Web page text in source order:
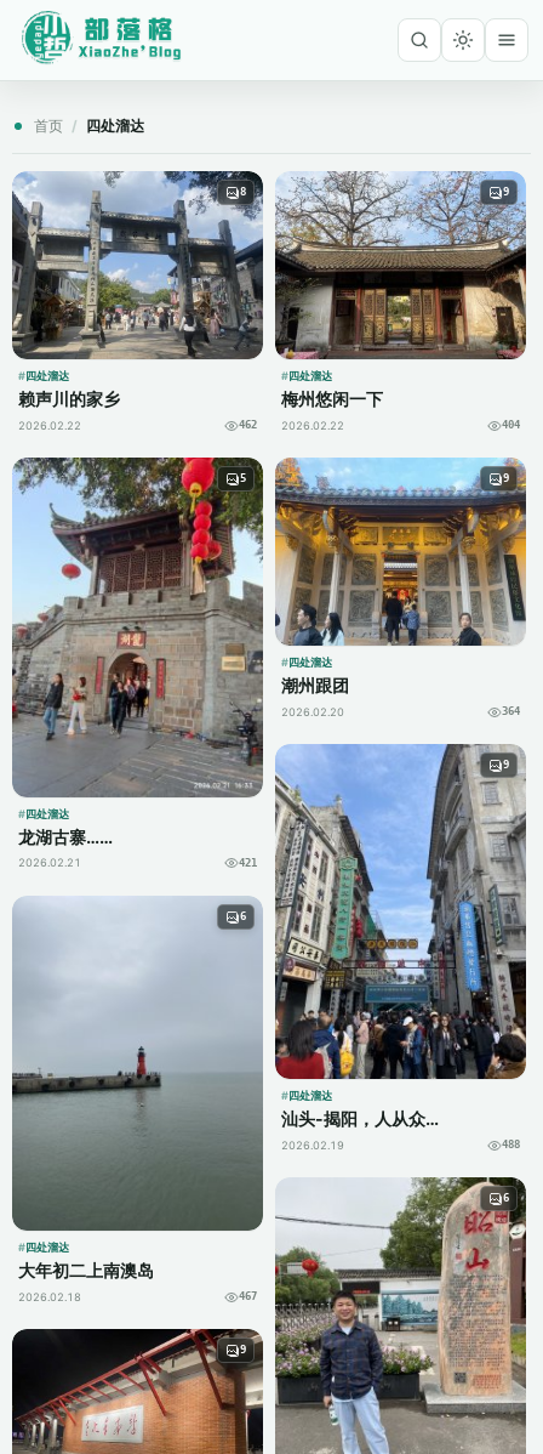
首页 / 四处溜达
8
四处溜达
赖声川的家乡
2026.02.22 462
9
四处溜达
梅州悠闲一下
2026.02.22 404
5
四处溜达
龙湖古寨……
2026.02.21 421
9
四处溜达
潮州跟团
2026.02.20 364
9
四处溜达
汕头-揭阳，人从众…
2026.02.19 488
6
四处溜达
大年初二上南澳岛
2026.02.18 467
6
9